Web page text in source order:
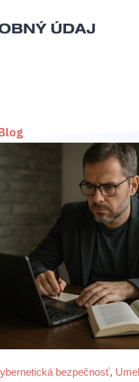
bezpečnosť,